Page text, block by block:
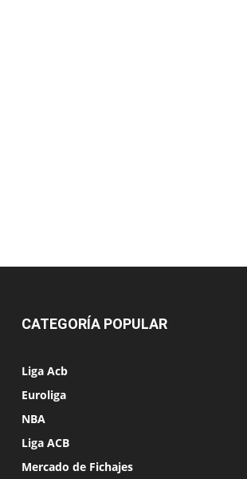
CATEGORÍA POPULAR
Liga Acb
Euroliga
NBA
Liga ACB
Mercado de Fichajes